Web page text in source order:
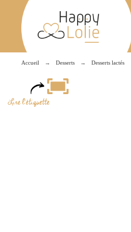
Accueil Desserts Desserts lactés